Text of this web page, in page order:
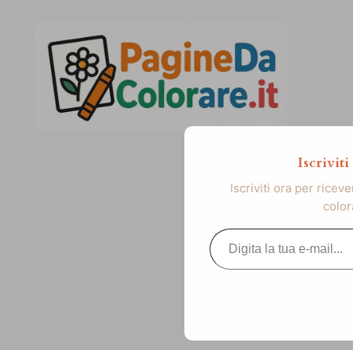
contenuto
Iscriviti
Iscriviti ora per
Digita la tua e-mail...